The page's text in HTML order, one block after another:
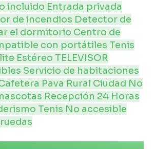
incluido Entrada privada
de incendios Detector de
el dormitorio Centro de
con portátiles Tenis
Estéreo TELEVISOR
Servicio de habitaciones
Pava Rural Ciudad No
Recepción 24 Horas
Tenis No accesible